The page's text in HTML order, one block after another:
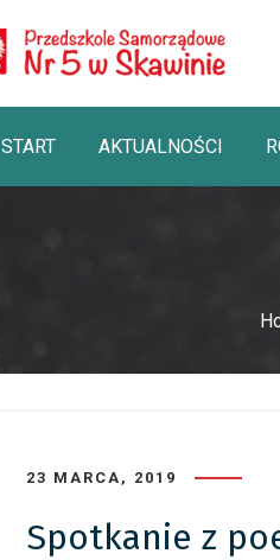
START AKTUALNOŚCI
23 MARCA, 2019
Spotkanie z